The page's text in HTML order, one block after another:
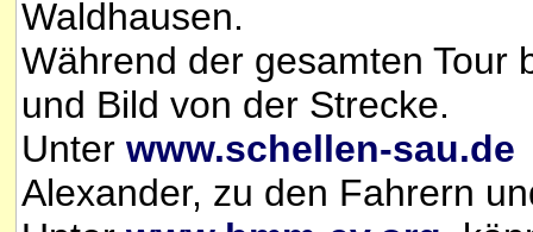
Waldhausen.
Während der gesamten Tour
und Bild von der Strecke.
Unter www.schellen-sau.de
Alexander, zu den Fahrern